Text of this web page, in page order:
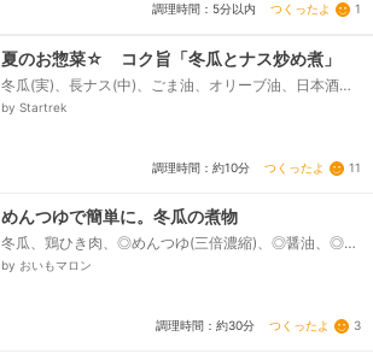
調理時間：5分以内 つくったよ 1
夏のお惣菜☆ コク旨「冬瓜とナス炒め煮」
冬瓜(実)、長ナス(中)、ごま油、オリーブ油、日本酒、
みりん、濃口醤油、砂糖、豆板醤、ほんだし、白ゴマ...
by Startrek
調理時間：約10分 つくったよ 11
めんつゆで簡単に。冬瓜の煮物
冬瓜、鶏ひき肉、◎めんつゆ(三倍濃縮)、◎醤油、◎み
りん、◎水、水溶き片栗粉
by おいもマロン
調理時間：約30分 つくったよ 3